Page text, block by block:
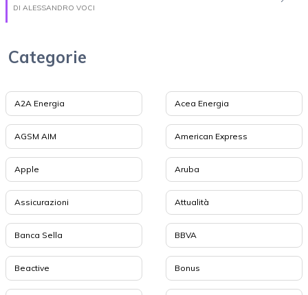
DI ALESSANDRO VOCI
Categorie
A2A Energia Acea Energia
AGSM AIM American Express
Apple Aruba
Assicurazioni Attualità
Banca Sella BBVA
Beactive Bonus